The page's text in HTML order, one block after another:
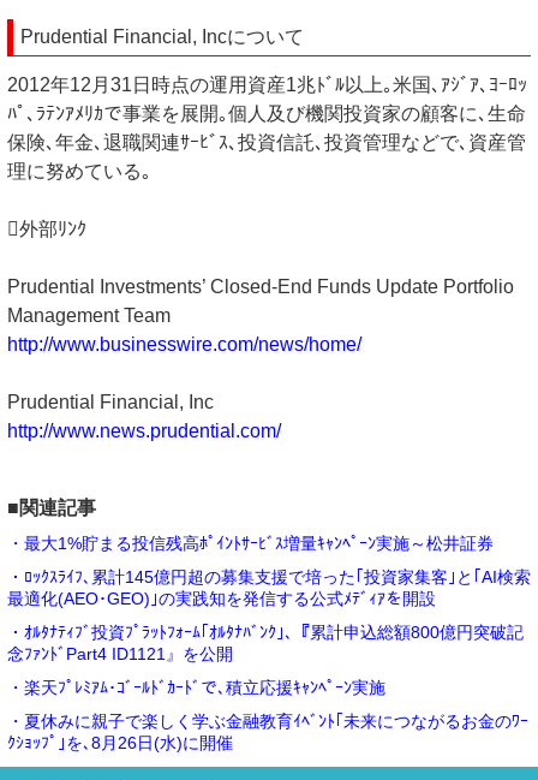
Prudential Financial, Incについて
2012年12月31日時点の運用資産1兆ﾄﾞﾙ以上｡米国､ｱｼﾞｱ､ﾖｰﾛｯ
ﾊﾟ､ﾗﾃﾝｱﾒﾘｶで事業を展開｡個人及び機関投資家の顧客に､生命
保険､年金､退職関連ｻｰﾋﾞｽ､投資信託､投資管理などで､資産管
理に努めている｡
外部ﾘﾝｸ
Prudential Investments’ Closed-End Funds Update Portfolio
Management Team
http://www.businesswire.com/news/home/
Prudential Financial, Inc
http://www.news.prudential.com/
■関連記事
・最大1%貯まる投信残高ﾎﾟｲﾝﾄｻｰﾋﾞｽ増量ｷｬﾝﾍﾟｰﾝ実施～松井証券
・ﾛｯｸｽﾗｲﾌ､累計145億円超の募集支援で培った｢投資家集客｣と｢AI検索
最適化(AEO･GEO)｣の実践知を発信する公式ﾒﾃﾞｨｱを開設
・ｵﾙﾀﾅﾃｨﾌﾞ投資ﾌﾟﾗｯﾄﾌｫｰﾑ｢ｵﾙﾀﾅﾊﾞﾝｸ｣､『累計申込総額800億円突破記
念ﾌｧﾝﾄﾞPart4 ID1121』を公開
・楽天ﾌﾟﾚﾐｱﾑ･ｺﾞｰﾙﾄﾞｶｰﾄﾞで､積立応援ｷｬﾝﾍﾟｰﾝ実施
・夏休みに親子で楽しく学ぶ金融教育ｲﾍﾞﾝﾄ｢未来につながるお金のﾜｰ
ｸｼｮｯﾌﾟ｣を､8月26日(水)に開催